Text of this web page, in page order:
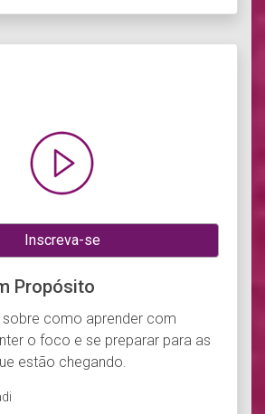
Inscreva-se
Propósito
sobre como aprender com
o foco e se preparar para as
estão chegando.